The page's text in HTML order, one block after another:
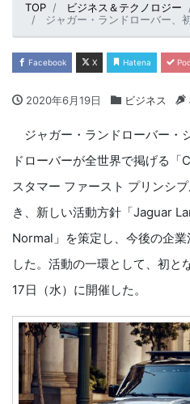
TOP ビジネス＆テクノロジー
ジャガー・ランドローバー、初となるオンラインイベントを開催。
Facebook X Hatena
2020年6月19日 ビジネス
ジャガー・ランドローバー・
ドローバーが全世界で掲げる
スタマー ファースト プリンシ
き、新しい活動方針「Jaguar
Normal」を策定し、今後の企
した。活動の一環として、初と
17日（水）に開催した。